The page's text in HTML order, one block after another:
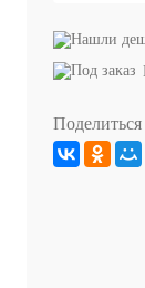
Поделиться